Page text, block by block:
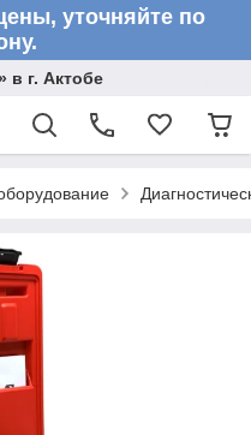
уточняйте по
в г. Актобе